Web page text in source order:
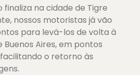
finaliza na cidade de Tigre
nossos motoristas já vão
para levá-los de volta à
Buenos Aires, em pontos
o retorno às